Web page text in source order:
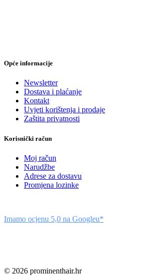
Opće informacije
Newsletter
Dostava i plaćanje
Kontakt
Uvjeti korištenja i prodaje
Zaštita privatnosti
Korisnički račun
Moj račun
Narudžbe
Adrese za dostavu
Promjena lozinke
Imamo ocjenu 5,0 na Googleu*
© 2026 prominenthair.hr